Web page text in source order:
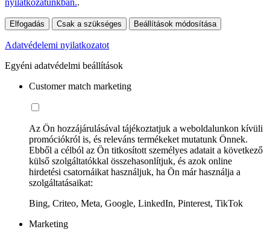
Elfogadás Csak a szükséges Beállítások módosítása
Adatvédelemi nyilatkozatot
Egyéni adatvédelmi beállítások
Customer match marketing
Az Ön hozzájárulásával tájékoztatjuk a weboldalunkon kívüli
promóciókról is, és releváns termékeket mutatunk Önnek.
Ebből a célból az Ön titkosított személyes adatait a következő
külső szolgáltatókkal összehasonlítjuk, és azok online
hirdetési csatornáikat használjuk, ha Ön már használja a
szolgáltatásaikat:
Bing, Criteo, Meta, Google, LinkedIn, Pinterest, TikTok
Marketing